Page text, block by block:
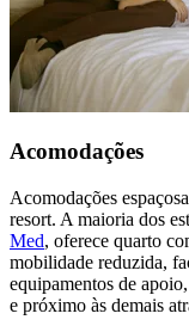
Acomodações
Acomodações
resort. A maioria dos
Med, oferece quarto
mobilidade reduzida,
equipamentos de
e próximo às demais